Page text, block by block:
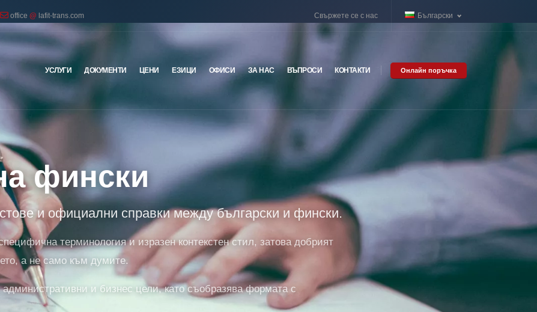
office@ lafit-trans.com Свържете се с нас Български
УСЛУГИ ДОКУМЕНТИ ЦЕНИ ЕЗИЦИ ОФИСИ ЗА НАС ВЪПРОСИ КОНТАКТИ Онлайн поръчка
фински
и официални справки между български и фински.
терминология и изразен контекстен стил, затова добрият
а не само към думите.
и бизнес цели, като съобразява формата с